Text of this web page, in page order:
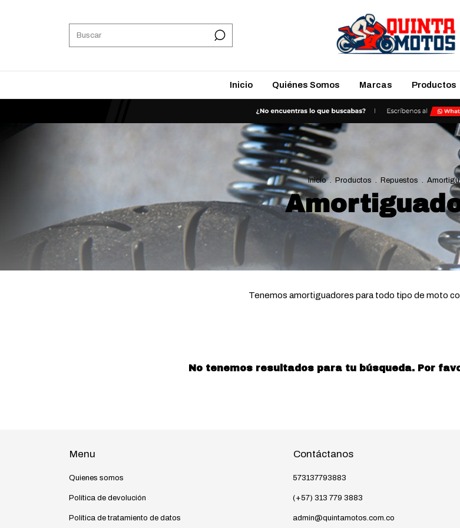
Inicio Quiénes Somos Marcas Productos
Inicio . Productos . Repuestos .
Tenemos amortiguadores para todo tipo de moto
No tenemos resultados para tu búsqueda. Por
Menu
Quienes somos
Política de devolución
Política de tratamiento de datos
Contáctanos
573137793883
(+57) 313 779 3883
admin@quintamotos.com.co